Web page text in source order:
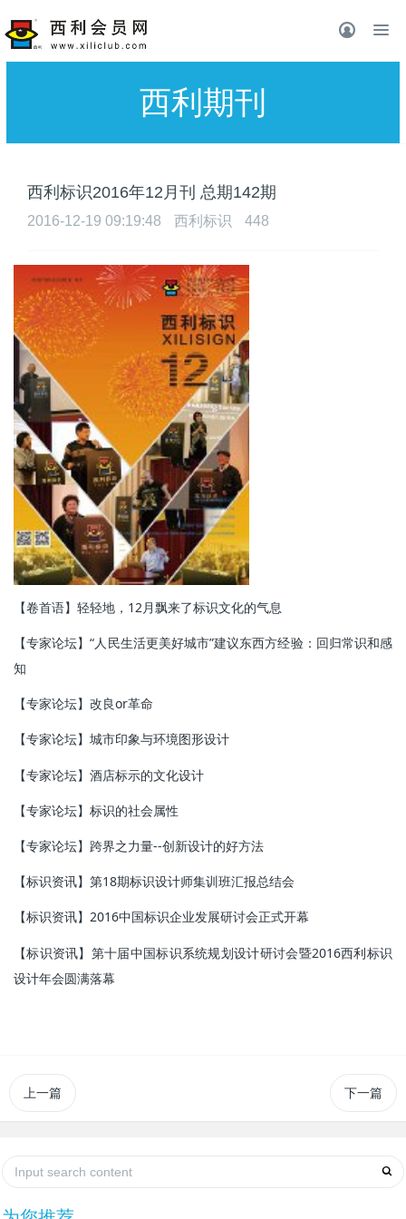
西利期刊
西利标识2016年12月刊 总期142期
2016-12-19 09:19:48 西利标识 448
【卷首语】轻轻地，12月飘来了标识文化的气息
【专家论坛】“人民生活更美好城市”建议东西方经验：回归常识和感
知
【专家论坛】改良or革命
【专家论坛】城市印象与环境图形设计
【专家论坛】酒店标示的文化设计
【专家论坛】标识的社会属性
【专家论坛】跨界之力量--创新设计的好方法
【标识资讯】第18期标识设计师集训班汇报总结会
【标识资讯】2016中国标识企业发展研讨会正式开幕
【标识资讯】第十届中国标识系统规划设计研讨会暨2016西利标识
设计年会圆满落幕
上一篇 下一篇